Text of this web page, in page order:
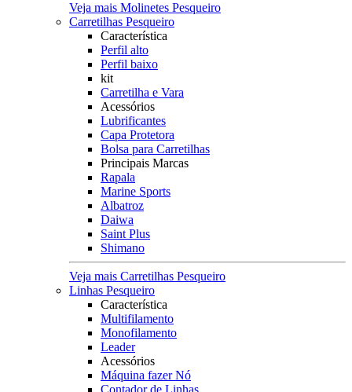
Veja mais Molinetes Pesqueiro
Carretilhas Pesqueiro
Característica
Perfil alto
Perfil baixo
kit
Carretilha e Vara
Acessórios
Lubrificantes
Capa Protetora
Bolsa para Carretilhas
Principais Marcas
Rapala
Marine Sports
Albatroz
Daiwa
Saint Plus
Shimano
Veja mais Carretilhas Pesqueiro
Linhas Pesqueiro
Característica
Multifilamento
Monofilamento
Leader
Acessórios
Máquina fazer Nó
Contador de Linhas